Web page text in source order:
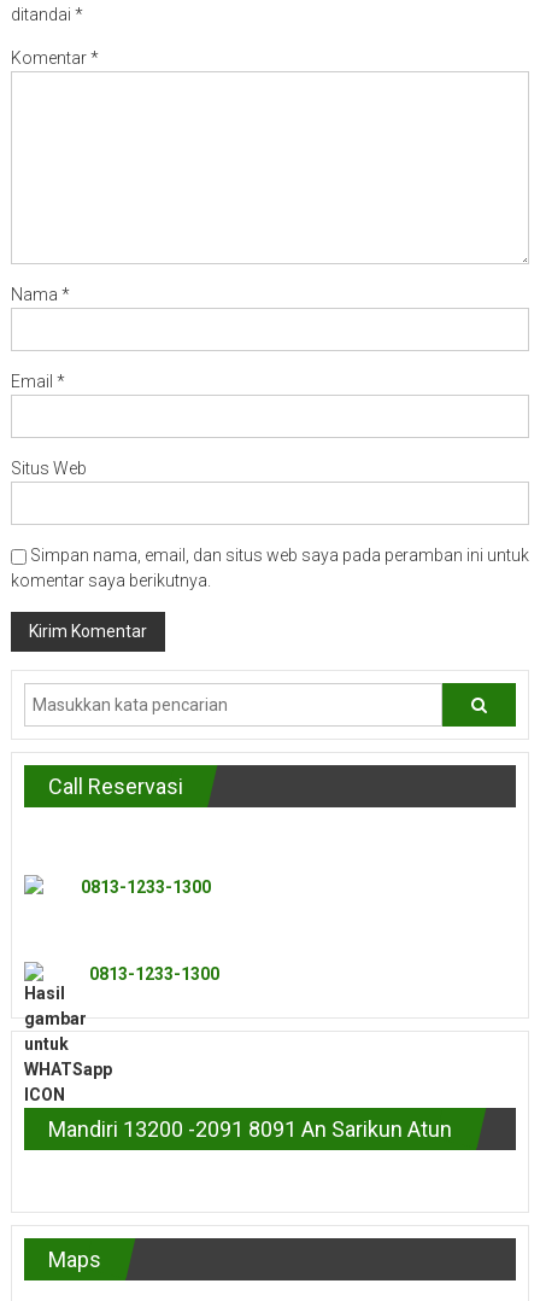
ditandai *
Komentar*
Nama *
Email *
Situs Web
Simpan nama, email, dan situs web saya pada peramban ini untuk
komentar saya berikutnya.
Call Reservasi
0813-1233-1300
0813-1233-1300
Mandiri 13200 -2091 8091 An Sarikun Atun
Maps